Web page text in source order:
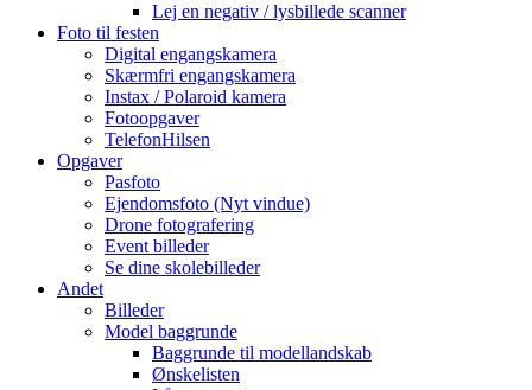
Lej en negativ / lysbillede scanner
Foto til festen
Digital engangskamera
Skærmfri engangskamera
Instax / Polaroid kamera
Fotoopgaver
TelefonHilsen
Opgaver
Pasfoto
Ejendomsfoto (Nyt vindue)
Drone fotografering
Event billeder
Se dine skolebilleder
Andet
Billeder
Model baggrunde
Baggrunde til modellandskab
Ønskelisten